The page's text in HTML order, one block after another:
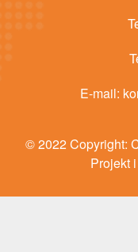
E-mail:
© 2022 Copyright:
Projekt